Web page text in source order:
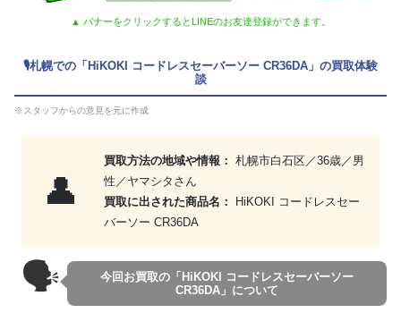
▲ バナーをクリックするとLINEのお友達登録ができます。
🎙札幌での「HiKOKI コードレスセーバーソー CR36DA」の買取体験
談
※スタッフからの意見を元に作成
👤
買取方法の地域や情報： 札幌市白石区／36歳／男
性／ヤマシタさん
買取に出された商品名：
HiKOKI コードレスセー
バーソー CR36DA
🗣
今回お買取の「HiKOKI コードレスセーバーソー
CR36DA」について